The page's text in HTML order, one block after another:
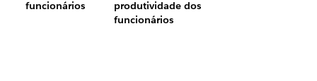
funcionários3%
produtividade dos
funcionários24%